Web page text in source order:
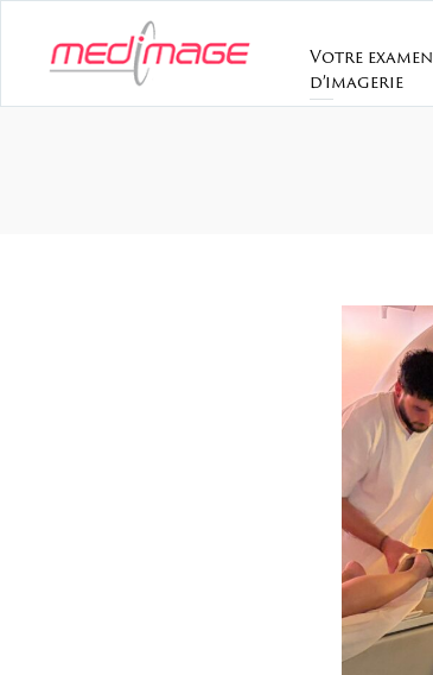
Votre examen
d’imagerie